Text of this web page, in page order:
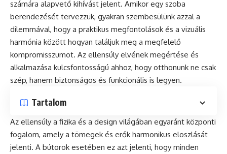
számára alapvető kihívást jelent. Amikor egy szoba
berendezését tervezzük, gyakran szembesülünk azzal a
dilemmával, hogy a praktikus megfontolások és a vizuális
harmónia között hogyan találjuk meg a megfelelő
kompromisszumot. Az ellensúly elvének megértése és
alkalmazása kulcsfontosságú ahhoz, hogy otthonunk ne csak
szép, hanem biztonságos és funkcionális is legyen.
Tartalom
Az ellensúly a fizika és a design világában egyaránt központi
fogalom, amely a tömegek és erők harmonikus eloszlását
jelenti. A bútorok esetében ez azt jelenti, hogy minden